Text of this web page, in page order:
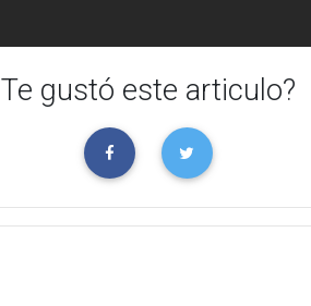
Te gustó este articulo?